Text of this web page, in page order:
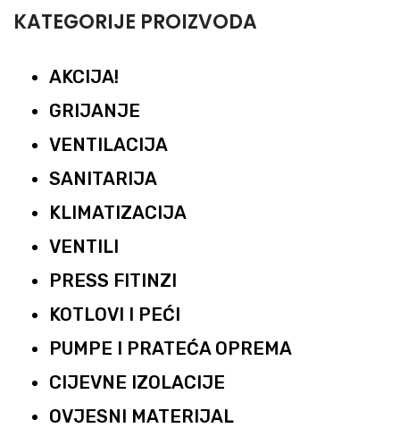
KATEGORIJE PROIZVODA
AKCIJA!
GRIJANJE
VENTILACIJA
SANITARIJA
KLIMATIZACIJA
VENTILI
PRESS FITINZI
KOTLOVI I PEĆI
PUMPE I PRATEĆA OPREMA
CIJEVNE IZOLACIJE
OVJESNI MATERIJAL